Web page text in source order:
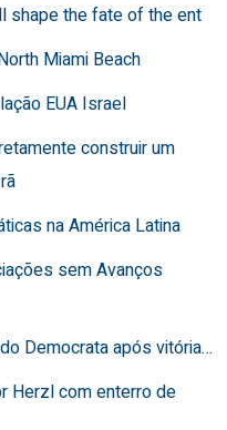
shape the fate of the ent
Miami Beach
EUA Israel
construir um
na América Latina
sem Avanços
Democrata após vitória…
Herzl com enterro de